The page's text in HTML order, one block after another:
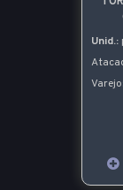
Unid.:
Varejo: